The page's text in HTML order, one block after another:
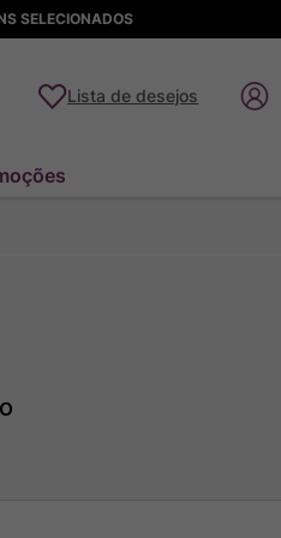
SELECIONADOS
Lista de desejos